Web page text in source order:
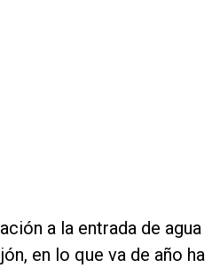
a la entrada de agua
en lo que va de año ha